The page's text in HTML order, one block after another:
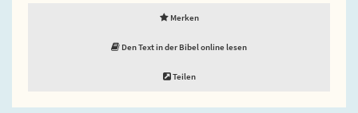
Merken
Den Text in der Bibel online lesen
Teilen